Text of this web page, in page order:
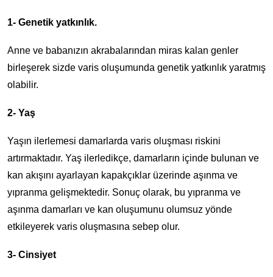
1- Genetik yatkınlık.
Anne ve babanızın akrabalarından miras kalan genler
birleşerek sizde varis oluşumunda genetik yatkınlık yaratmış
olabilir.
2- Yaş
Yaşın ilerlemesi damarlarda varis oluşması riskini
artırmaktadır. Yaş ilerledikçe, damarların içinde bulunan ve
kan akışını ayarlayan kapakçıklar üzerinde aşınma ve
yıpranma gelişmektedir. Sonuç olarak, bu yıpranma ve
aşınma damarları ve kan oluşumunu olumsuz yönde
etkileyerek varis oluşmasına sebep olur.
3- Cinsiyet